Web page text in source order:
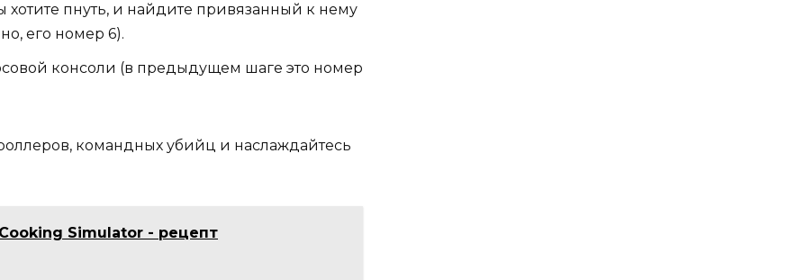
хотите пнуть, и найдите привязанный к нему
его номер 6).
консоли (в предыдущем шаге это номер
командных убийц и наслаждайтесь
Cooking Simulator - рецепт